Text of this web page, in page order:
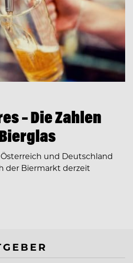
– Die Zahlen
und Deutschland
der Biermarkt derzeit